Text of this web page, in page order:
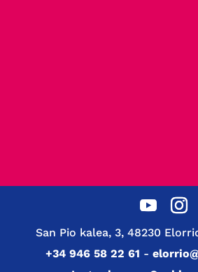
San Pio kalea, 3, 48230
+34 946 58 22 61 -